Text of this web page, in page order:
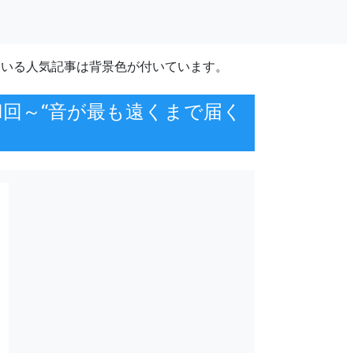
る人気記事は背景色が付いています。
～“音が最も遠くまで届く